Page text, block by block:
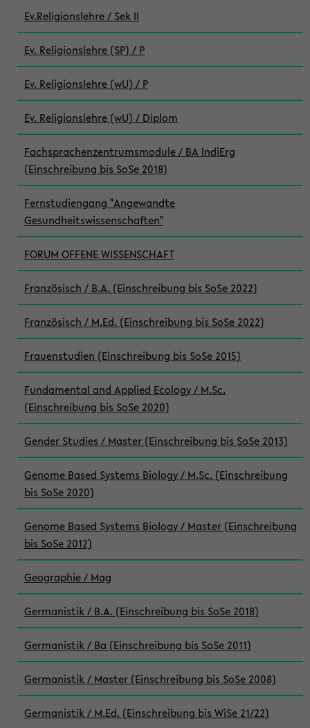
Ev.Religionslehre / Sek II
Ev. Religionslehre (SP) / P
Ev. Religionslehre (wU) / P
Ev. Religionslehre (wU) / Diplom
Fachsprachenzentrumsmodule / BA IndiErg
(Einschreibung bis SoSe 2018)
Fernstudiengang "Angewandte
Gesundheitswissenschaften"
FORUM OFFENE WISSENSCHAFT
Französisch / B.A. (Einschreibung bis SoSe 2022)
Französisch / M.Ed. (Einschreibung bis SoSe 2022)
Frauenstudien (Einschreibung bis SoSe 2015)
Fundamental and Applied Ecology / M.Sc.
(Einschreibung bis SoSe 2020)
Gender Studies / Master (Einschreibung bis SoSe 2013)
Genome Based Systems Biology / M.Sc. (Einschreibung
bis SoSe 2020)
Genome Based Systems Biology / Master (Einschreibung
bis SoSe 2012)
Geographie / Mag
Germanistik / B.A. (Einschreibung bis SoSe 2018)
Germanistik / Ba (Einschreibung bis SoSe 2011)
Germanistik / Master (Einschreibung bis SoSe 2008)
Germanistik / M.Ed. (Einschreibung bis WiSe 21/22)